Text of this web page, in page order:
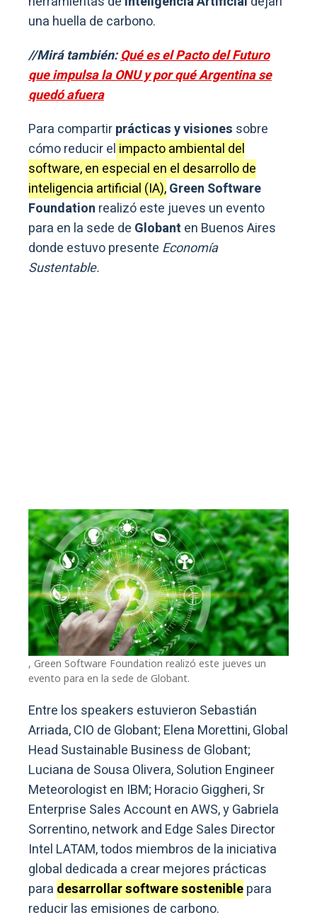
una huella de carbono.
//Mirá también:Qué es el Pacto del Futuro
que impulsa la ONU y por qué Argentina se
quedó afuera
Para compartirprácticas y visiones sobre
cómo reducir el impacto ambiental del
software, en especial en el desarrollo de
inteligencia artificial (IA),Green Software
Foundation realizó este jueves un evento
para en la sede de Globant en Buenos Aires
donde estuvo presente Economía
Sustentable.
, Green Software Foundation realizó este jueves un
evento para en la sede de Globant.
Entre los speakers estuvieron Sebastián
Arriada, CIO de Globant; Elena Morettini, Global
Head Sustainable Business de Globant;
Luciana de Sousa Olivera, Solution Engineer
Meteorologist en IBM; Horacio Giggheri, Sr
Enterprise Sales Account en AWS, y Gabriela
Sorrentino, network and Edge Sales Director
Intel LATAM, todos miembros de la iniciativa
global dedicada a crear mejores prácticas
para desarrollar software sosteniblepara
reducir las emisiones de carbono.